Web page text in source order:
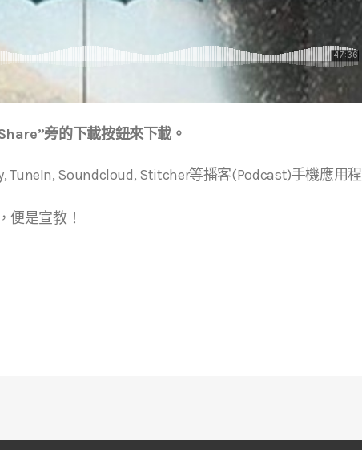
旁的下載按鈕來下載。
TuneIn, Soundcloud, Stitcher等播客(Podcast)手機應用程
便是宣教！